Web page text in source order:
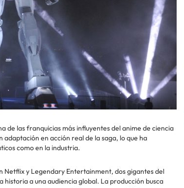
de las franquicias más influyentes del anime de ciencia
en acción real de la saga, lo que ha
como en la industria.
Netflix y Legendary Entertainment, dos gigantes del
a una audiencia global. La producción busca